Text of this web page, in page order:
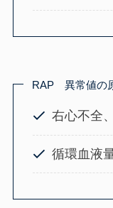
RAP 異常値の
右心不全
循環血液